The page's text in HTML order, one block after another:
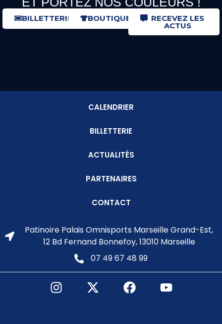
BILLETTERIE BOUTIQUE RECEVEZ LES
ACTUS
CALENDRIER
BILLETTERIE
ACTUALITÉS
PARTENAIRES
CONTACT
Patinoire Palais Omnisports Marseille Grand-Est,
12 Bd Fernand Bonnefoy, 13010 Marseille
07 49 67 48 99